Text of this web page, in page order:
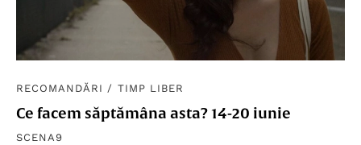
RECOMANDĂRI / TIMP LIBER
Ce facem săptămâna asta? 14-20 iunie
SCENA9